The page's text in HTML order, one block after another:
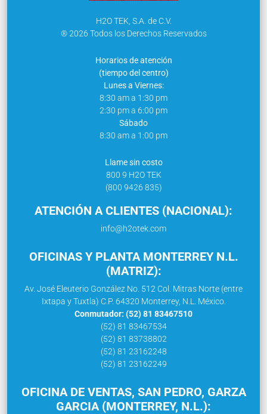
H2O TEK, S.A. de C.V.
® 2026 Todos los Derechos Reservados
Horarios de atención
(tiempo del centro)
Lunes a Viernes:
8:30 am a 1:30 pm
2:30 pm a 6:00 pm
Sábado
8:30 am a 1:00 pm
Llame sin costo
800 9 H2O TEK
(800 9426 835)
ATENCIÓN A CLIENTES (NACIONAL):
info@h2otek.com
OFICINAS Y PLANTA MONTERREY N.L.
(MATRIZ):
Av. José Eleuterio González No. 512 Col. Mitras Norte (entre
Ixtapa y Tuxtla) C.P. 64320 Monterrey, N.L. México.
Conmutador: (52) 81 83467510
(52) 81 83467534
(52) 81 83738802
(52) 81 23162248
(52) 81 23162249
OFICINA DE VENTAS, SAN PEDRO, GARZA
GARCIA (MONTERREY, N.L.):